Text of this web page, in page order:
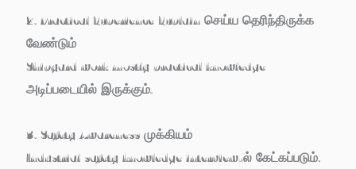
2. Practical Experience Explain செய்ய தெரிந்திருக்க
வேண்டும்
Shipyard work mostly practical knowledge
அடிப்படையில் இருக்கும்.
3. Safety Awareness முக்கியம்
Industrial safety knowledge interview-ல் கேட்கப்படும்.